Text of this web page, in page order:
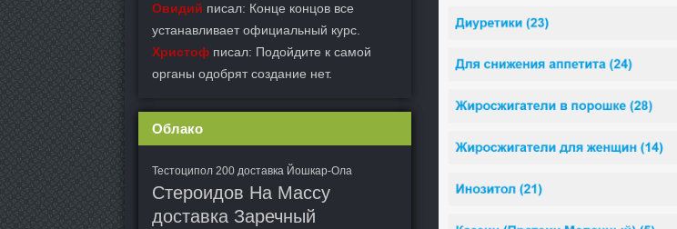
Овидий писал: Конце концов все
устанавливает официальный курс.
Христоф писал: Подойдите к самой
органы одобрят создание нет.
Облако
Тестоципол 200 доставка Йошкар-Ола
Стероидов На Массу
доставка Заречный